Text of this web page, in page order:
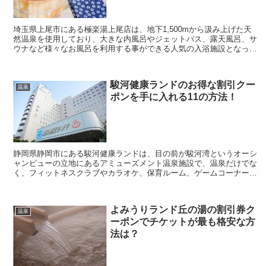
埼玉県上尾市にある極楽湯上尾店は、地下1,500mから汲み上げた天
然温泉を使用しており、大きな内風呂やジェットバス、露天風呂、サ
ウナなど様々なお風呂を利用する事ができる人気の入浴施設となって
温泉
駿河健康ランドのお得な割引クー
ポンを手に入れる11の方法！
静岡県静岡市にある駿河健康ランドは、目の前が駿河湾というオーシ
ャンビューの立地にあるアミューズメント温泉施設で、温泉だけでな
く、フィットネスクラブやカラオケ、保育ルーム、ゲームコーナーな
温泉
よみうりランド丘の湯の割引券ク
ーポンでチケットが最も格安な方
法は？